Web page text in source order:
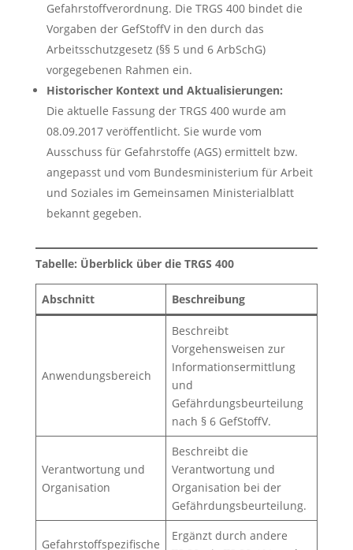
Gefahrstoffverordnung. Die TRGS 400 bindet die
Vorgaben der GefStoffV in den durch das
Arbeitsschutzgesetz (§§ 5 und 6 ArbSchG)
vorgegebenen Rahmen ein.
Historischer Kontext und Aktualisierungen:
Die aktuelle Fassung der TRGS 400 wurde am
08.09.2017 veröffentlicht. Sie wurde vom
Ausschuss für Gefahrstoffe (AGS) ermittelt bzw.
angepasst und vom Bundesministerium für Arbeit
und Soziales im Gemeinsamen Ministerialblatt
bekannt gegeben.
Tabelle: Überblick über die TRGS 400
Abschnitt Beschreibung
Anwendungsbereich
Beschreibt
Vorgehensweisen zur
Informationsermittlung
und
Gefährdungsbeurteilung
nach § 6 GefStoffV.
Verantwortung und
Organisation
Beschreibt die
Verantwortung und
Organisation bei der
Gefährdungsbeurteilung.
Gefahrstoffspezifische
Ergänzt durch andere